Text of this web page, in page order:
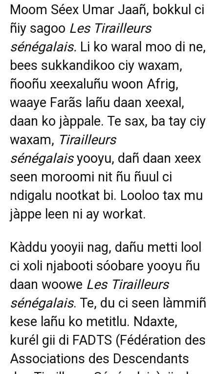
Moom Séex Umar Jaañ, bokkul ci
ñiy sagoo Les Tirailleurs
sénégalais. Li ko waral moo di ne,
bees sukkandikoo ciy waxam,
ñooñu xeexaluñu woon Afrig,
waaye Farãs lañu daan xeexal,
daan ko jàppale. Te sax, ba tay ciy
waxam, Tirailleurs
sénégalais yooyu, dañ daan xeex
seen moroomi nit ñu ñuul ci
ndigalu nootkat bi. Looloo tax mu
jàppe leen ni ay workat.
Kàddu yooyii nag, dañu metti lool
ci xoli njabooti sóobare yooyu ñu
daan woowe Les Tirailleurs
sénégalais. Te, du ci seen làmmiñ
kese lañu ko metitlu. Ndaxte,
kurél gii di FADTS (Fédération des
Associations des Descendants